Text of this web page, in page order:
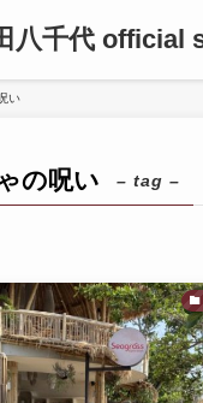
八千代 official
い
の呪い – tag –